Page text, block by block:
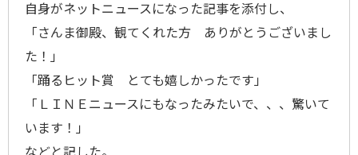
自身がネットニュースになった記事を添付し、
「さんま御殿、観てくれた方 ありがとうございまし
た！」
「踊るヒット賞 とても嬉しかったです」
「ＬＩＮＥニュースにもなったみたいで、、、驚いて
います！」
などと記した。